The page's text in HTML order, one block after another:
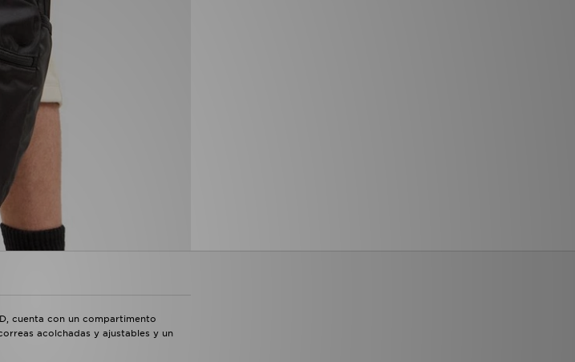
cuenta con un compartimento
acolchadas y ajustables y un